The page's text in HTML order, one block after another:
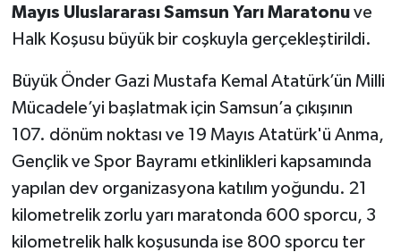
Mayıs Uluslararası Samsun Yarı Maratonuve
Halk Koşusu büyük bir coşkuyla gerçekleştirildi.
Büyük Önder Gazi Mustafa Kemal Atatürk’ün Milli
Mücadele’yi başlatmak için Samsun’a çıkışının
107. dönüm noktası ve 19 Mayıs Atatürk'ü Anma,
Gençlik ve Spor Bayramı etkinlikleri kapsamında
yapılan dev organizasyona katılım yoğundu. 21
kilometrelik zorlu yarı maratonda 600 sporcu, 3
kilometrelik halk koşusunda ise 800 sporcu ter